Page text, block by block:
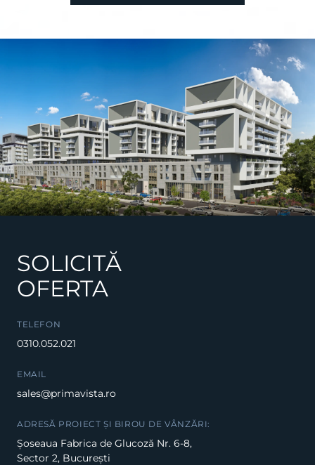
SOLICITĂ
OFERTA
TELEFON
0310.052.021
EMAIL
sales@primavista.ro
ADRESĂ PROIECT ȘI BIROU DE VÂNZĂRI:
Șoseaua Fabrica de Glucoză Nr. 6-8,
Sector 2, București